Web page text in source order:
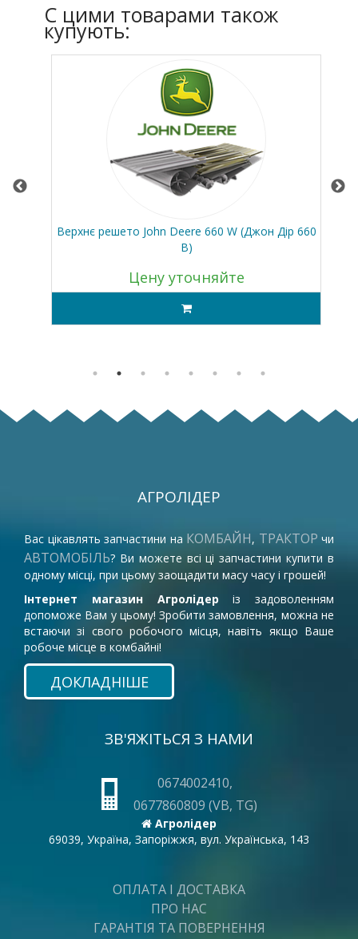
C цими товарами також
купують:
Верхнє решето John Deere 660 W (Джон Дір 660
В)
Цену уточняйте
АГРОЛІДЕР
Вас цікавлять запчастини на КОМБАЙН, ТРАКТОР чи
АВТОМОБІЛЬ? Ви можете всі ці запчастини купити в
одному місці, при цьому заощадити масу часу і грошей!
Інтернет магазин Агролідер із задоволенням
допоможе Вам у цьому! Зробити замовлення, можна не
встаючи зі свого робочого місця, навіть якщо Ваше
робоче місце в комбайні!
ДОКЛАДНІШЕ
ЗВ'ЯЖІТЬСЯ З НАМИ
0674002410,
0677860809 (VB, TG)
Агролідер
69039, Україна, Запоріжжя, вул. Українська, 143
ОПЛАТА І ДОСТАВКА
ПРО НАС
ГАРАНТІЯ ТА ПОВЕРНЕННЯ